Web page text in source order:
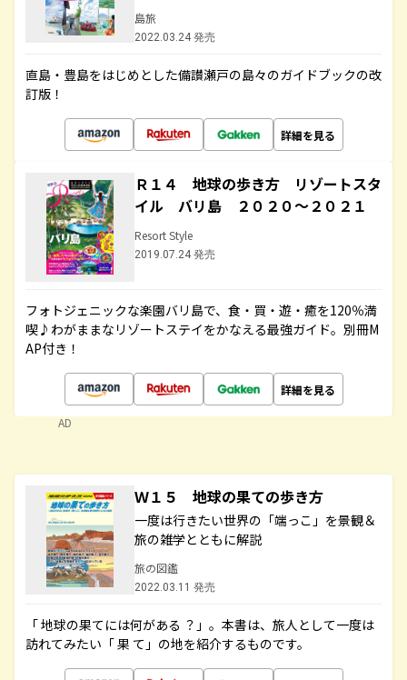
島旅
2022.03.24 発売
直島・豊島をはじめとした備讃瀬戸の島々のガイドブックの改
訂版！
詳細を見る
Ｒ１４ 地球の歩き方 リゾートスタ
イル バリ島 ２０２０～２０２１
Resort Style
2019.07.24 発売
フォトジェニックな楽園バリ島で、食・買・遊・癒を120％満
喫♪わがままなリゾートステイをかなえる最強ガイド。別冊M
AP付き！
詳細を見る
AD
Ｗ１５ 地球の果ての歩き方
一度は行きたい世界の「端っこ」を景観＆
旅の雑学とともに解説
旅の図鑑
2022.03.11 発売
「 地球の果てには何がある ？」。本書は、旅人として一度は
訪れてみたい「 果 て」の地を紹介するものです。